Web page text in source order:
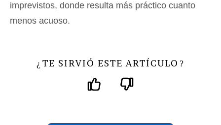
imprevistos, donde resulta más práctico cuanto
menos acuoso.
¿ TE SIRVIÓ ESTE ARTÍCULO ?